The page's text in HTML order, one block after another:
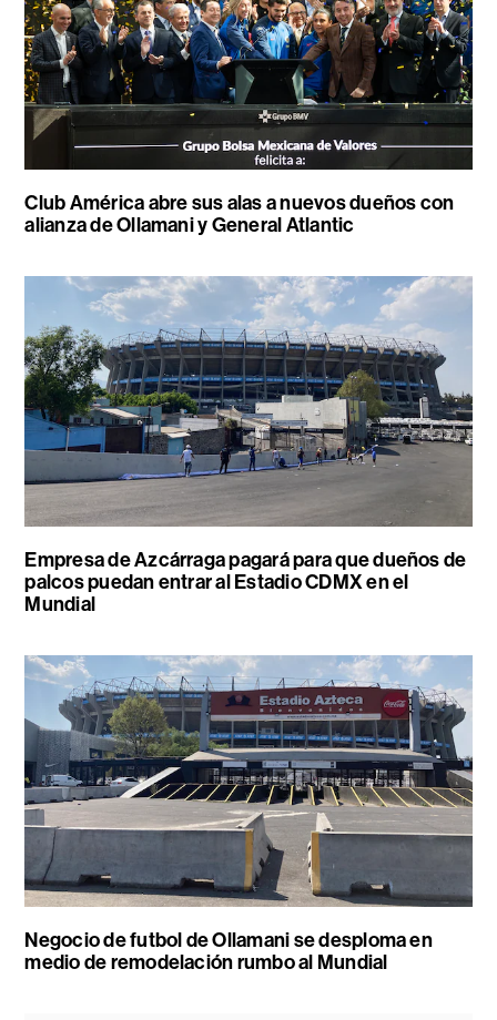
Club América abre sus alas a nuevos dueños con
alianza de Ollamani y General Atlantic
Empresa de Azcárraga pagará para que dueños de
palcos puedan entrar al Estadio CDMX en el
Mundial
Negocio de futbol de Ollamani se desploma en
medio de remodelación rumbo al Mundial